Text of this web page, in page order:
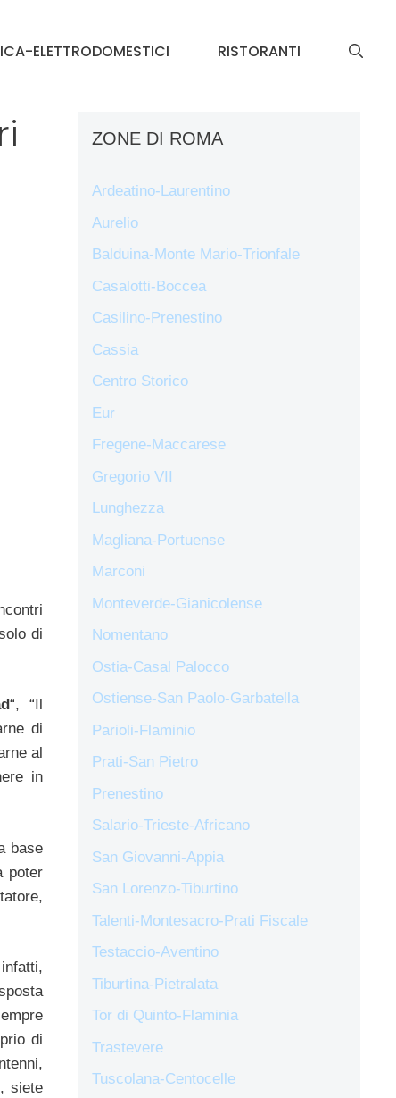
ELETTRODOMESTICI RISTORANTI
di
“, “Il
di
al
in
base
poter
di
siete
ZONE DI ROMA
Ardeatino-Laurentino
Aurelio
Balduina-Monte Mario-Trionfale
Casalotti-Boccea
Casilino-Prenestino
Cassia
Centro Storico
Eur
Fregene-Maccarese
Gregorio VII
Lunghezza
Magliana-Portuense
Marconi
Monteverde-Gianicolense
Nomentano
Ostia-Casal Palocco
Ostiense-San Paolo-Garbatella
Parioli-Flaminio
Prati-San Pietro
Prenestino
Salario-Trieste-Africano
San Giovanni-Appia
San Lorenzo-Tiburtino
Talenti-Montesacro-Prati Fiscale
Testaccio-Aventino
Tiburtina-Pietralata
Tor di Quinto-Flaminia
Trastevere
Tuscolana-Centocelle